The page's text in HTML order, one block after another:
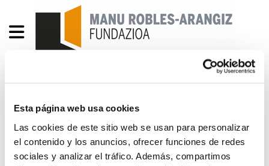
Esta página web usa cookies
Las cookies de este sitio web se usan para personalizar
el contenido y los anuncios, ofrecer funciones de redes
sociales y analizar el tráfico. Además, compartimos
Enbata+Alda! 2195
Enbata-Alda 2195(286).pdf2.3 MB